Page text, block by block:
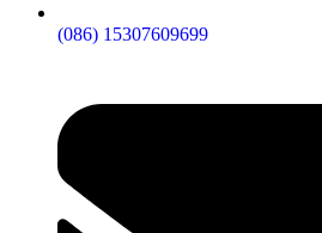
(086) 15307609699